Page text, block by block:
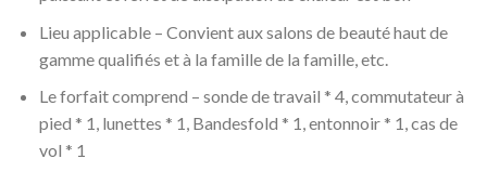
Lieu applicable – Convient aux salons de beauté haut de
gamme qualifiés et à la famille de la famille, etc.
Le forfait comprend – sonde de travail * 4, commutateur à
pied * 1, lunettes * 1, Bandesfold * 1, entonnoir * 1, cas de
vol * 1